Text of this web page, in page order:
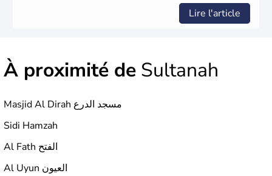
Lire l'article
À proximité de Sultanah
Masjid Al Dirah مسجد الدرع
Sidi Hamzah
Al Fath الفتح
Al Uyun العيون